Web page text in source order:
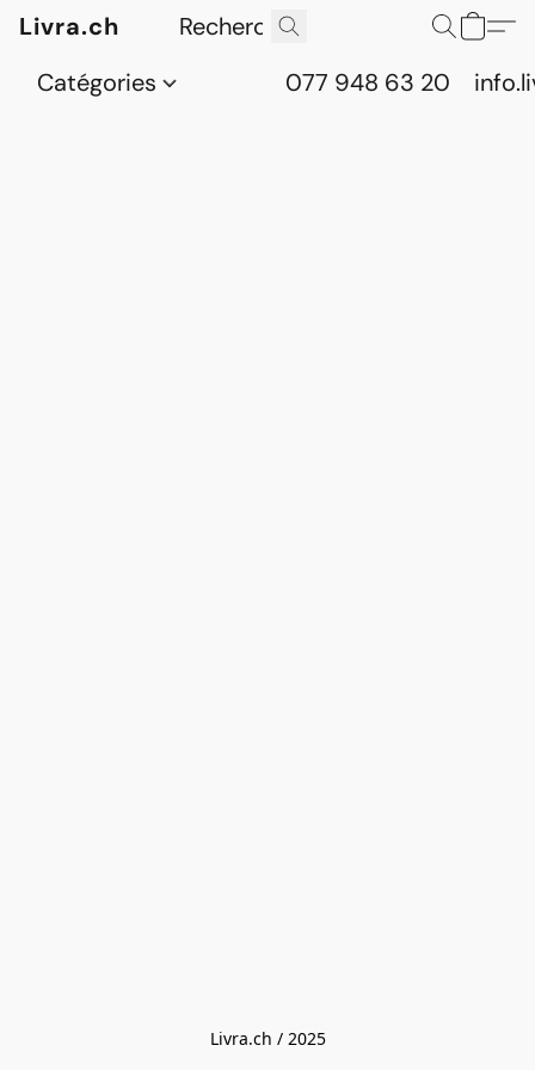
Livra.ch
Catégories
077 948 63 20
Livra.ch / 2025